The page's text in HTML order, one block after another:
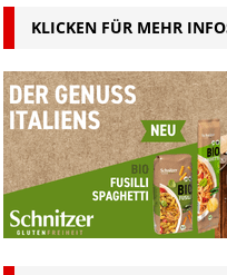
KLICKEN FÜR MEHR